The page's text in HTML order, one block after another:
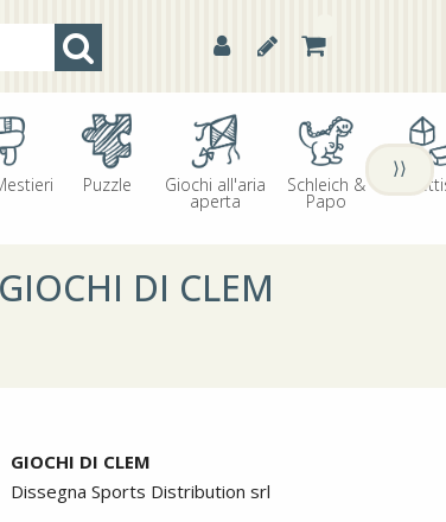
Puzzle Giochi all'aria
aperta
Schleich &
Papo
⟩⟩
DI CLEM
GIOCHI DI CLEM
Dissegna Sports Distribution srl